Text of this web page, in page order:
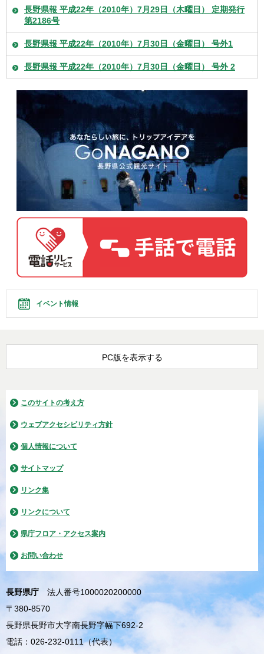
長野県報 平成22年（2010年）7月29日（木曜日） 定期発行
第2186号
長野県報 平成22年（2010年）7月30日（金曜日） 号外1
長野県報 平成22年（2010年）7月30日（金曜日） 号外 2
イベント情報
PC版を表示する
このサイトの考え方
ウェブアクセシビリティ方針
個人情報について
サイトマップ
リンク集
リンクについて
県庁フロア・アクセス案内
お問い合わせ
長野県庁
法人番号1000020200000
〒380-8570
長野県長野市大字南長野字幅下692-2
電話：026-232-0111（代表）